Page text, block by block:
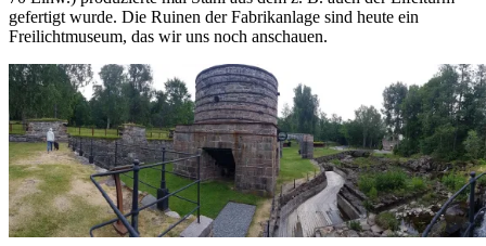
gefertigt wurde. Die Ruinen der Fabrikanlage sind heute ein
Freilichtmuseum, das wir uns noch anschauen.